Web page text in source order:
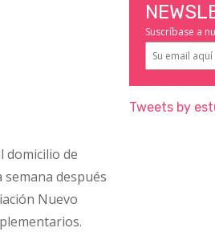
domicilio de
después
Nuevo
Suscríbase a
Tweets by